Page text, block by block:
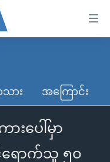
ား အကြောင်း
ပေါ်မှာ
ရောက်သူ ၅၀